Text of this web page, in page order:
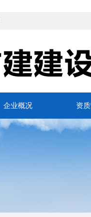
企业概况 资